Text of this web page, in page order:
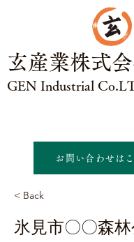
お問い合わせは
玄産業株式
GEN Industrial
< Back
氷見市〇〇森